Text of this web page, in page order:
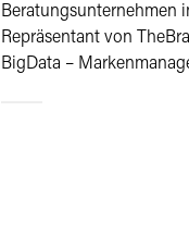
Beratungsunternehmen
Repräsentant von
BigData –